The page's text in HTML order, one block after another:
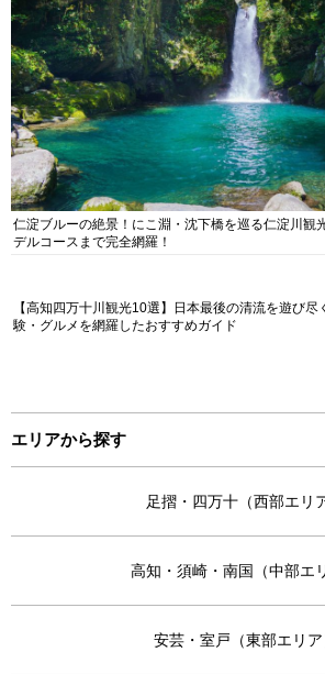
仁淀ブルーの絶景！にこ淵・沈下橋を巡る仁淀川観
デルコースまで完全網羅！
【高知四万十川観光10選】日本最後の清流を遊び
験・グルメを網羅したおすすめガイド
エリアから探す
足摺・四万十（西部エリ
高知・須崎・南国（中部エ
安芸・室戸（東部エリア